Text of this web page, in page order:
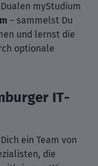
myStudium
– sammelst Du
und lernst die
optionale
IT-
ein Team von
die